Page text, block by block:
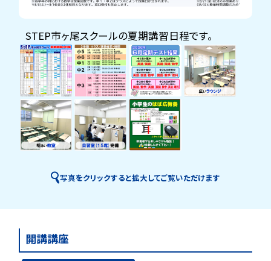
STEP市ヶ尾スクールの夏期講習日程です。
写真をクリックすると拡大してご覧いただけます
開講講座